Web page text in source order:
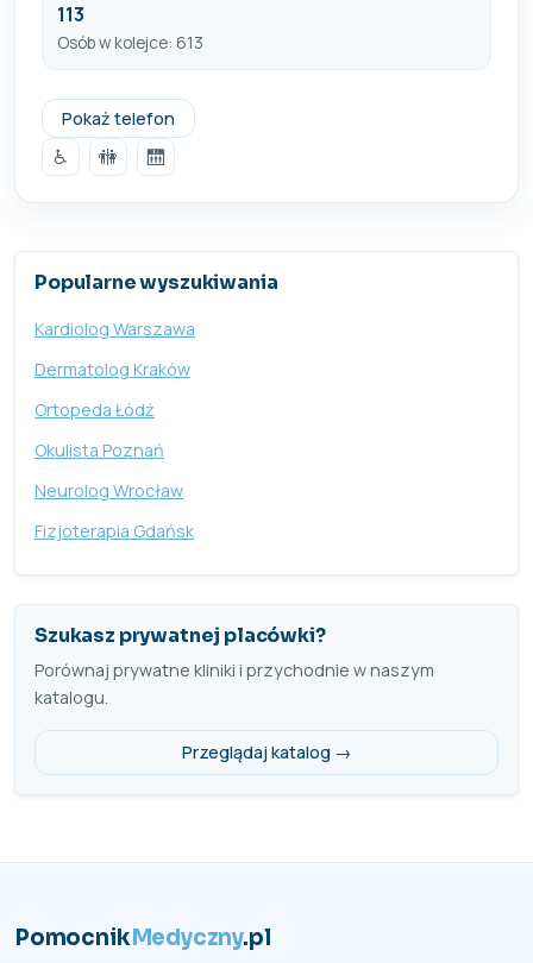
113
Osób w kolejce: 613
Pokaż telefon
815340400
♿
🚻 🛗
Popularne wyszukiwania
Kardiolog Warszawa
Dermatolog Kraków
Ortopeda Łódź
Okulista Poznań
Neurolog Wrocław
Fizjoterapia Gdańsk
Szukasz prywatnej placówki?
Porównaj prywatne kliniki i przychodnie w naszym
katalogu.
Przeglądaj katalog →
PomocnikMedyczny.pl